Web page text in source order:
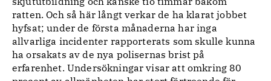
ratten. Och så här långt verkar de ha klarat jobbet
hyfsat; under de första månaderna har inga
allvarliga incidenter rapporterats som skulle kunna
ha orsakats av de nya polisernas brist på
erfarenhet. Undersökningar visar att omkring 80